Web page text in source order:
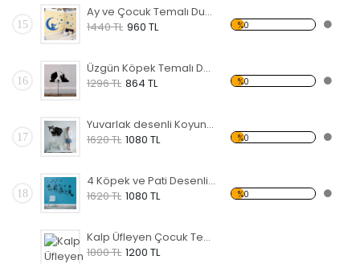
15
Ay ve Çocuk Temalı Duvar Sticker
1440 TL 960 TL %0
16
Üzgün Köpek Temalı Duvar Sticker
1296 TL 864 TL %0
17
Yuvarlak desenli Koyun Temalı Duvar Sticker
1620 TL 1080 TL %0
18
4 Köpek ve Pati Desenli Temalı Duvar Sticker
1620 TL 1080 TL %0
Kalp Üfleyen Çocuk Temalı Duvar Sticker
1800 TL 1200 TL